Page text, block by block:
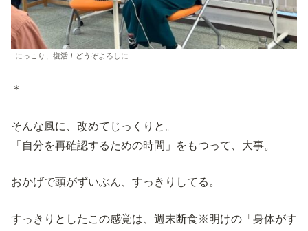
にっこり、復活！どうぞよろしに
＊
そんな風に、改めてじっくりと。
「自分を再確認するための時間」をもつって、大事。
おかげで頭がずいぶん、すっきりしてる。
すっきりとしたこの感覚は、週末断食※明けの「身体がす